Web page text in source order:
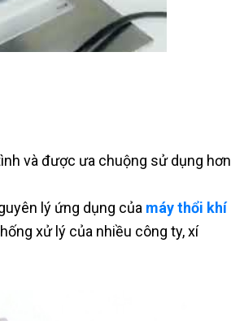
và được ưa chuộng sử dụng hơn
lý ứng dụng của máy thổi khí
xử lý của nhiều công ty, xí